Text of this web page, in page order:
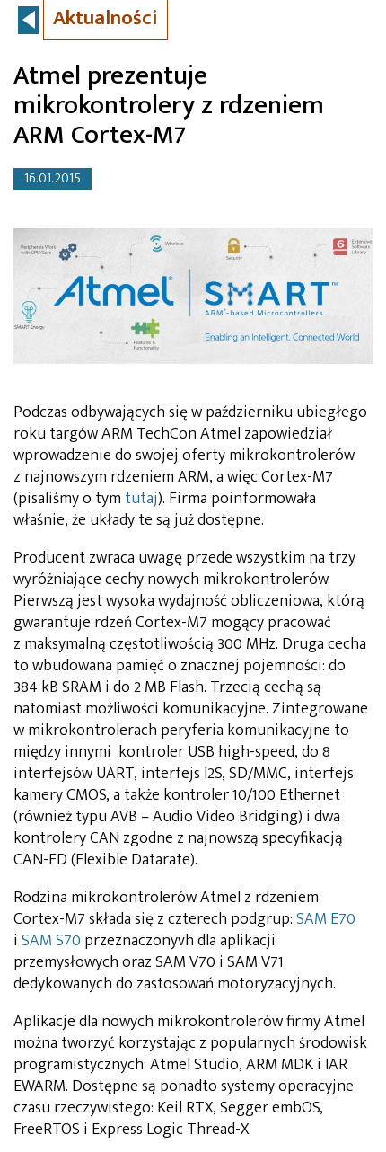
Aktualności
Atmel prezentuje
mikrokontrolery z rdzeniem
ARM Cortex-M7
16.01.2015
Podczas odbywających się w październiku ubiegłego
roku targów ARM TechCon Atmel zapowiedział
wprowadzenie do swojej oferty mikrokontrolerów
z najnowszym rdzeniem ARM, a więc Cortex-M7
(pisaliśmy o tym tutaj). Firma poinformowała
właśnie, że układy te są już dostępne.
Producent zwraca uwagę przede wszystkim na trzy
wyróżniające cechy nowych mikrokontrolerów.
Pierwszą jest wysoka wydajność obliczeniowa, którą
gwarantuje rdzeń Cortex-M7 mogący pracować
z maksymalną częstotliwością 300 MHz. Druga cecha
to wbudowana pamięć o znacznej pojemności: do
384 kB SRAM i do 2 MB Flash. Trzecią cechą są
natomiast możliwości komunikacyjne. Zintegrowane
w mikrokontrolerach peryferia komunikacyjne to
między innymi kontroler USB high-speed, do 8
interfejsów UART, interfejs I2S, SD/MMC, interfejs
kamery CMOS, a także kontroler 10/100 Ethernet
(również typu AVB – Audio Video Bridging) i dwa
kontrolery CAN zgodne z najnowszą specyfikacją
CAN-FD (Flexible Datarate).
Rodzina mikrokontrolerów Atmel z rdzeniem
Cortex-M7 składa się z czterech podgrup:SAM E70
i SAM S70 przeznaczonyvh dla aplikacji
przemysłowych oraz SAM V70 i SAM V71
dedykowanych do zastosowań motoryzacyjnych.
Aplikacje dla nowych mikrokontrolerów firmy Atmel
można tworzyć korzystając z popularnych środowisk
programistycznych: Atmel Studio, ARM MDK i IAR
EWARM. Dostępne są ponadto systemy operacyjne
czasu rzeczywistego: Keil RTX, Segger embOS,
FreeRTOS i Express Logic Thread-X.